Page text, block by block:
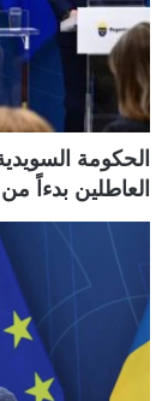
الحكومة
العاطلين بدءاً من